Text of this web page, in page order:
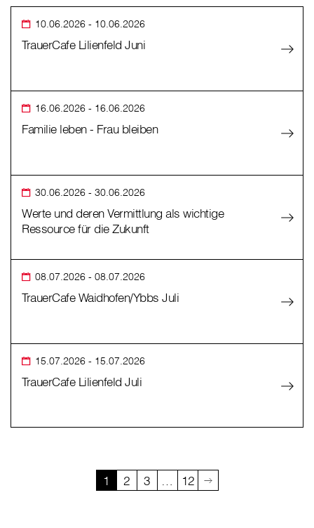
10.06.2026 - 10.06.2026
TrauerCafe Lilienfeld Juni
16.06.2026 - 16.06.2026
Familie leben - Frau bleiben
30.06.2026 - 30.06.2026
Werte und deren Vermittlung als wichtige
Ressource für die Zukunft
08.07.2026 - 08.07.2026
TrauerCafe Waidhofen/Ybbs Juli
15.07.2026 - 15.07.2026
TrauerCafe Lilienfeld Juli
1 2 3 … 12